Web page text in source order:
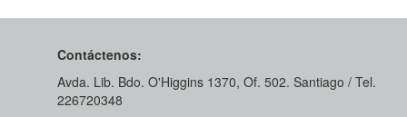
Contáctenos:
Avda. Lib. Bdo. O'Higgins 1370, Of. 502. Santiago / Tel.
226720348